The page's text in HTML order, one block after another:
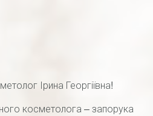
Ірина Георгіївна!
косметолога – запорука